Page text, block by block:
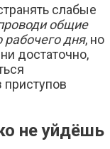
слабые
общие
дня, но
достаточно,
не уйдёшь